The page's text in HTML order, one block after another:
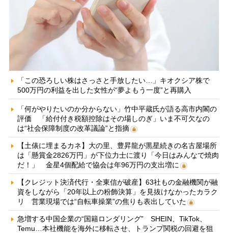
「この恐ろしい株はさっさと手放したい…」キオクシア株で
500万円の利益を出した女性が“夢よもう一度”と再購入
「何がやりたいのか分からない」竹中平蔵氏が語る高市内閣の
評価 「給付付き税額控除はその場しのぎ」いま不可欠なの
は“社会保障制度の改革議論”と指摘
【土俵に埋まるカネ】大の里、豊昇龍が黒星続きの名古屋場所
は「懸賞金2826万円」が下位力士に渡り「今日はみんなで焼肉
だ！」 金星4個配給で協会は年96万円の支出増に
【クレジット決済代行・全東信が破産】63社もの金融機関が融
資をしながら「20年以上の粉飾決算」を見抜けなかったカラク
リ 営業現場では“自転車操業”の焦りも表出していた
急増する中国企業の“国籍ロンダリング” SHEIN、TikTok、
Temu…本社機能を海外に移転させ、トランプ関税の回避を狙